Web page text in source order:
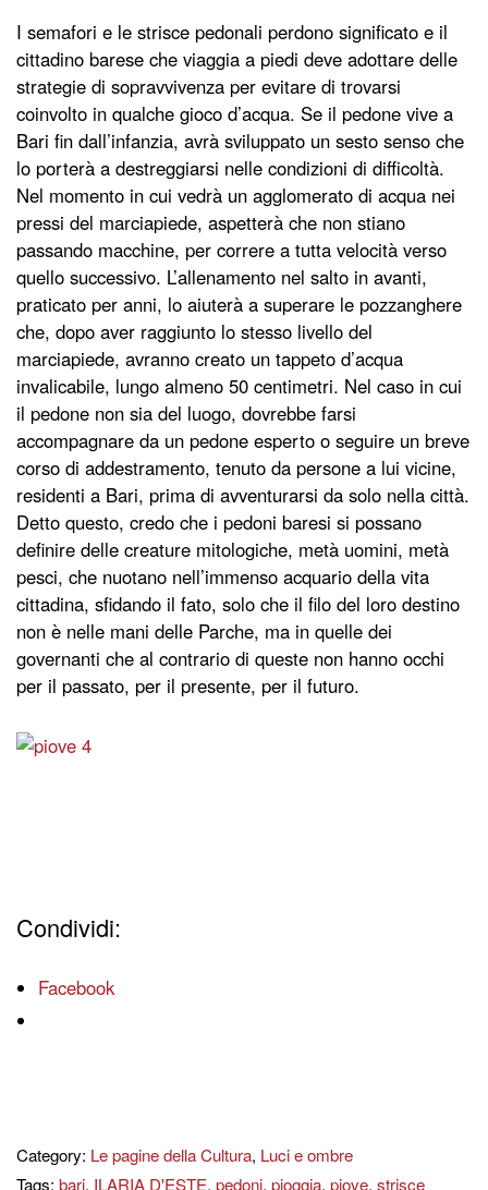
I semafori e le strisce pedonali perdono significato e il
cittadino barese che viaggia a piedi deve adottare delle
strategie di sopravvivenza per evitare di trovarsi
coinvolto in qualche gioco d’acqua. Se il pedone vive a
Bari fin dall’infanzia, avrà sviluppato un sesto senso che
lo porterà a destreggiarsi nelle condizioni di difficoltà.
Nel momento in cui vedrà un agglomerato di acqua nei
pressi del marciapiede, aspetterà che non stiano
passando macchine, per correre a tutta velocità verso
quello successivo. L’allenamento nel salto in avanti,
praticato per anni, lo aiuterà a superare le pozzanghere
che, dopo aver raggiunto lo stesso livello del
marciapiede, avranno creato un tappeto d’acqua
invalicabile, lungo almeno 50 centimetri. Nel caso in cui
il pedone non sia del luogo, dovrebbe farsi
accompagnare da un pedone esperto o seguire un breve
corso di addestramento, tenuto da persone a lui vicine,
residenti a Bari, prima di avventurarsi da solo nella città.
Detto questo, credo che i pedoni baresi si possano
definire delle creature mitologiche, metà uomini, metà
pesci, che nuotano nell’immenso acquario della vita
cittadina, sfidando il fato, solo che il filo del loro destino
non è nelle mani delle Parche, ma in quelle dei
governanti che al contrario di queste non hanno occhi
per il passato, per il presente, per il futuro.
Condividi:
Facebook
Category: Le pagine della Cultura, Luci e ombre
Tags: bari, ILARIA D'ESTE, pedoni, pioggia, piove, strisce